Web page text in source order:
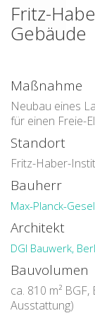
Fritz-
Gebäude
Maßnahme
Neubau eines
für einen Freie-
Standort
Fritz-Haber-
Bauherr
Max-Planck-
Architekt
DGI Bauwerk,
Bauvolumen
ca. 810 m²
Ausstattung)